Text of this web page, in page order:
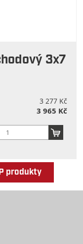
3x7
3 277 Kč
3 965 Kč
produkty